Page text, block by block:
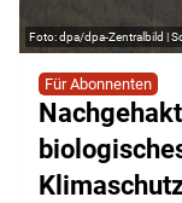
dpa/dpa-Zentralbild |
Für Abonnenten